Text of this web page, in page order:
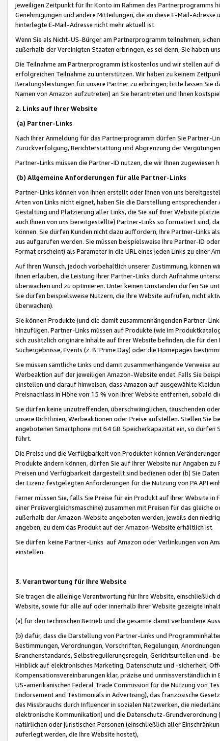
jeweiligen Zeitpunkt für Ihr Konto im Rahmen des Partnerprogramms
Genehmigungen und andere Mitteilungen, die an diese E-Mail-
hinterlegte E-Mail-Adresse nicht mehr aktuell ist.
Wenn Sie als Nicht-US-Bürger am Partnerprogramm teilnehmen,
außerhalb der Vereinigten Staaten erbringen, es sei denn, Sie haben
Die Teilnahme am Partnerprogramm ist kostenlos und wir stellen auf
erfolgreichen Teilnahme zu unterstützen. Wir haben zu keinem
Beratungsleistungen für unsere Partner zu erbringen; bitte lassen Sie
Namen von Amazon aufzutreten) an Sie herantreten und Ihnen
2. Links auf Ihrer Website
(a) Partner-Links
Nach Ihrer Anmeldung für das Partnerprogramm dürfen Sie Partner-
Zurückverfolgung, Berichterstattung und Abgrenzung der
Partner-Links müssen die Partner-ID nutzen, die wir Ihnen zugewiesen
(b) Allgemeine Anforderungen für alle Partner-Links
Partner-Links können von Ihnen erstellt oder Ihnen von uns
Arten von Links nicht eignet, haben Sie die Darstellung
Gestaltung und Platzierung aller Links, die Sie auf Ihrer Website
auch Ihnen von uns bereitgestellte) Partner-Links so formatiert sind,
können. Sie dürfen Kunden nicht dazu auffordern, Ihre Partner-Links
aus aufgerufen werden. Sie müssen beispielsweise Ihre Partner-ID
Format erscheint) als Parameter in die URL eines jeden Links zu einer
Auf Ihren Wunsch, jedoch vorbehaltlich unserer Zustimmung, können
Ihnen erlauben, die Leistung Ihrer Partner-Links durch Aufnahme
überwachen und zu optimieren. Unter keinen Umständen dürfen Sie
Sie dürfen beispielsweise Nutzern, die Ihre Website aufrufen, nicht
überwachen).
Sie können Produkte (und die damit zusammenhängenden Partner-
hinzufügen. Partner-Links müssen auf Produkte (wie im
sich zusätzlich originäre Inhalte auf Ihrer Website befinden, die für
Suchergebnisse, Events (z. B. Prime Day) oder die Homepages
Sie müssen sämtliche Links und damit zusammenhängende
Werbeaktion auf der jeweiligen Amazon-Website endet. Falls Sie
einstellen und darauf hinweisen, dass Amazon auf ausgewählte
Preisnachlass in Höhe von 15 % von Ihrer Website entfernen, sobald
Sie dürfen keine unzutreffenden, überschwänglichen, täuschenden
unsere Richtlinien, Werbeaktionen oder Preise aufstellen. Stellen Sie
angebotenen Smartphone mit 64 GB Speicherkapazität ein, so dürfen
führt.
Die Preise und die Verfügbarkeit von Produkten können
Produkte ändern können, dürfen Sie auf Ihrer Website nur Angaben
Preisen und Verfügbarkeit dargestellt sind bedienen oder (b) Sie
der Lizenz festgelegten Anforderungen für die Nutzung von PA API
Ferner müssen Sie, falls Sie Preise für ein Produkt auf Ihrer Website
einer Preisvergleichsmaschine) zusammen mit Preisen für das
außerhalb der Amazon-Website angeboten werden, jeweils den
angeben, zu dem das Produkt auf der Amazon-Website erhältlich ist.
Sie dürfen keine Partner-Links auf Amazon oder Verlinkungen von
einstellen.
3. Verantwortung für Ihre Website
Sie tragen die alleinige Verantwortung für Ihre Website,
Website, sowie für alle auf oder innerhalb Ihrer Website gezeigte
(a) für den technischen Betrieb und die gesamte damit verbundene
(b) dafür, dass die Darstellung von Partner-Links und
Bestimmungen, Verordnungen, Vorschriften, Regelungen,
Branchenstandards, Selbstregulierungsregeln, Gerichtsurteilen und -
Hinblick auf elektronisches Marketing, Datenschutz und -sicherheit,
Kompensationsvereinbarungen klar, präzise und unmissverständlich
US-amerikanischen Federal Trade Commission für die Nutzung von
Endorsement and Testimonials in Advertising), das französische
des Missbrauchs durch Influencer in sozialen Netzwerken, die
elektronische Kommunikation) und die Datenschutz-
natürlichen oder juristischen Personen (einschließlich aller
auferlegt werden, die Ihre Website hostet),